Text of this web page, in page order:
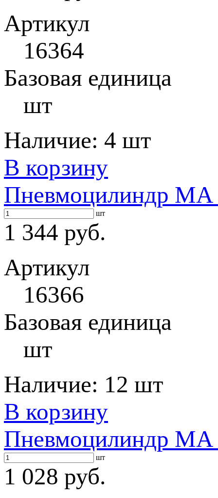
Артикул
16364
Базовая единица
шт
Наличие: 4 шт
В корзину
Пневмоцилиндр MA
шт
1 344 руб.
Артикул
16366
Базовая единица
шт
Наличие: 12 шт
В корзину
Пневмоцилиндр MA
шт
1 028 руб.